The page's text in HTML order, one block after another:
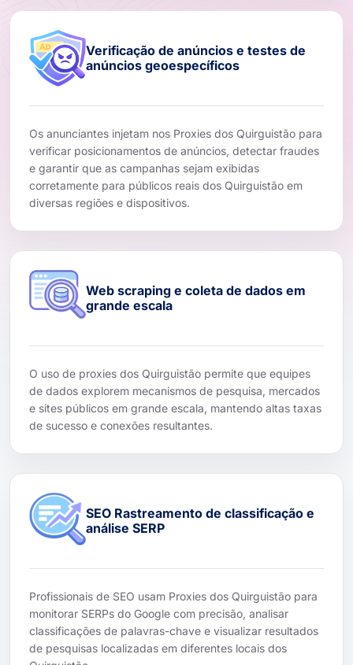
Verificação de anúncios e testes de
anúncios geoespecíficos
Os anunciantes injetam nos Proxies dos Quirguistão para
verificar posicionamentos de anúncios, detectar fraudes
e garantir que as campanhas sejam exibidas
corretamente para públicos reais dos Quirguistão em
diversas regiões e dispositivos.
Web scraping e coleta de dados em
grande escala
O uso de proxies dos Quirguistão permite que equipes
de dados explorem mecanismos de pesquisa, mercados
e sites públicos em grande escala, mantendo altas taxas
de sucesso e conexões resultantes.
SEO Rastreamento de classificação e
análise SERP
Profissionais de SEO usam Proxies dos Quirguistão para
monitorar SERPs do Google com precisão, analisar
classificações de palavras-chave e visualizar resultados
de pesquisas localizadas em diferentes locais dos